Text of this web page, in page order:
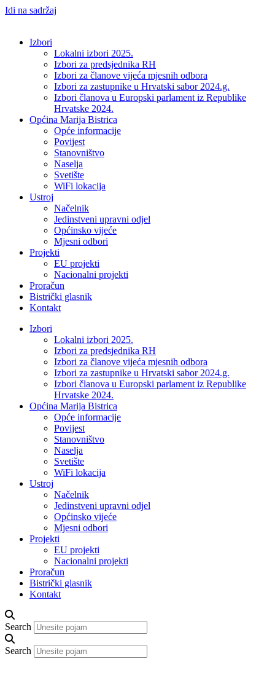
Idi na sadržaj
Izbori
Lokalni izbori 2025.
Izbori za predsjednika RH
Izbori za članove vijeća mjesnih odbora
Izbori za zastupnike u Hrvatski sabor 2024.g.
Izbori članova u Europski parlament iz Republike
Hrvatske 2024.
Općina Marija Bistrica
Opće informacije
Povijest
Stanovništvo
Naselja
Svetište
WiFi lokacija
Ustroj
Načelnik
Jedinstveni upravni odjel
Općinsko vijeće
Mjesni odbori
Projekti
EU projekti
Nacionalni projekti
Proračun
Bistrički glasnik
Kontakt
Izbori
Lokalni izbori 2025.
Izbori za predsjednika RH
Izbori za članove vijeća mjesnih odbora
Izbori za zastupnike u Hrvatski sabor 2024.g.
Izbori članova u Europski parlament iz Republike
Hrvatske 2024.
Općina Marija Bistrica
Opće informacije
Povijest
Stanovništvo
Naselja
Svetište
WiFi lokacija
Ustroj
Načelnik
Jedinstveni upravni odjel
Općinsko vijeće
Mjesni odbori
Projekti
EU projekti
Nacionalni projekti
Proračun
Bistrički glasnik
Kontakt
Search
Search